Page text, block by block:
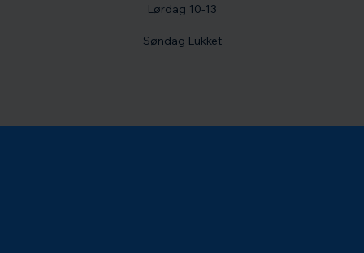
Lørdag 10-13
Søndag Lukket